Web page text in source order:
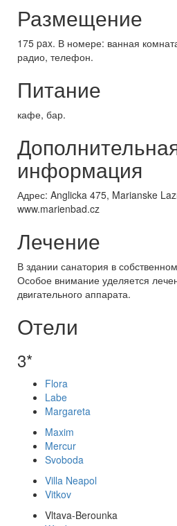
Размещение
175 pax. В номере: ванная
радио, телефон.
Питание
кафе, бар.
информация
Адрес: Anglicka 475, Marianske
www.marienbad.cz
Лечение
В здании санатория в
Особое внимание уделяется
двигательного аппарата.
Отели
3*
Flora
Labe
Margareta
Maxim
Mercur
Svoboda
Villa Neapol
Vitkov
Vltava-Berounka